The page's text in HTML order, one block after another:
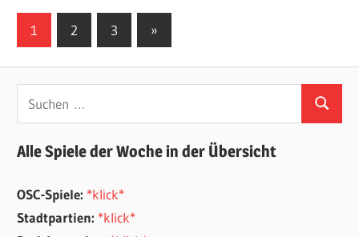
Seitennummerierung
Beiträge
1 2 3
Nächste
Beiträge
»
Suchen
Alle Spiele der Woche in der Übersicht
OSC-Spiele: *klick*
Stadtpartien: *klick*